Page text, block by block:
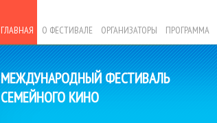
ГЛАВНАЯ О ФЕСТИВАЛЕ ОРГАНИЗАТОРЫ ПРОГРАММА
МЕЖДУНАРОДНЫЙ ФЕСТИВАЛЬ
СЕМЕЙНОГО КИНО